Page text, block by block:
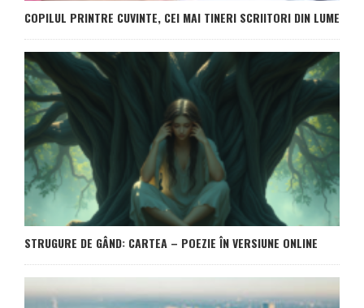
COPILUL PRINTRE CUVINTE, CEI MAI TINERI SCRIITORI DIN LUME
STRUGURE DE GÂND: CARTEA – POEZIE ÎN VERSIUNE ONLINE